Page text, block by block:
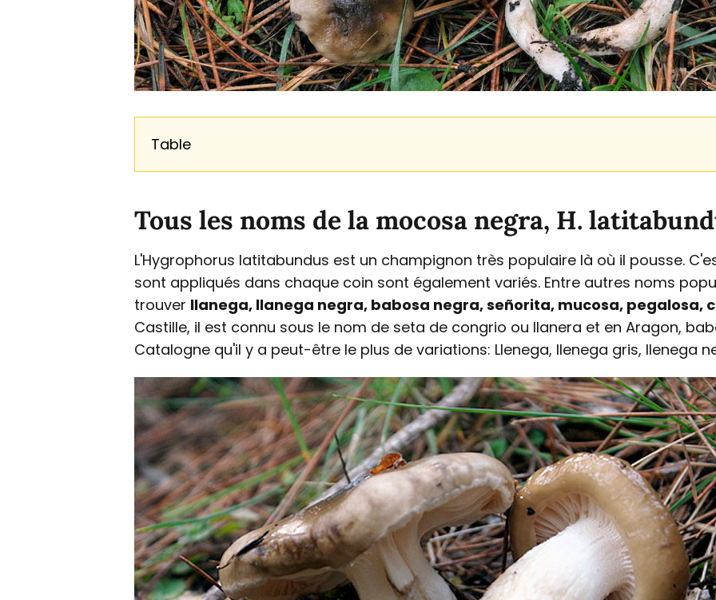
Table
Tous les noms de la mocosa negra, H.
L'Hygrophorus latitabundus est un champignon très populaire là où il pousse.
sont appliqués dans chaque coin sont également variés. Entre autres noms
trouver llanega, llanega negra, babosa negra, señorita, mucosa, pegalosa,
Castille, il est connu sous le nom de seta de congrio ou llanera et en Aragon,
Catalogne qu'il y a peut-être le plus de variations: Llenega, llenega gris, llenega